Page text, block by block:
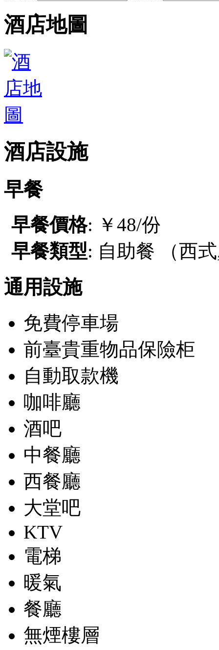
酒店地圖
酒店設施
早餐
早餐價格: ￥48/份
早餐類型: 自助餐 （西
通用設施
免費停車場
前臺貴重物品保險柜
自動取款機
咖啡廳
酒吧
中餐廳
西餐廳
大堂吧
KTV
電梯
暖氣
餐廳
無煙樓層